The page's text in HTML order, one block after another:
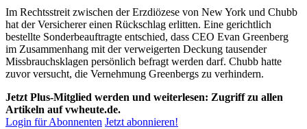
Im Rechtsstreit zwischen der Erzdiözese von New York und Chubb
hat der Versicherer einen Rückschlag erlitten. Eine gerichtlich
bestellte Sonderbeauftragte entschied, dass CEO Evan Greenberg
im Zusammenhang mit der verweigerten Deckung tausender
Missbrauchsklagen persönlich befragt werden darf. Chubb hatte
zuvor versucht, die Vernehmung Greenbergs zu verhindern.
Jetzt Plus-Mitglied werden und weiterlesen: Zugriff zu allen
Artikeln auf vwheute.de.
Login für Abonnenten Jetzt abonnieren!